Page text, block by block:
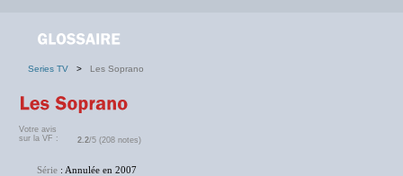
Series TV > Les Soprano
Votre avis
sur la VF :
2.2/5 (208 notes)
Série : Annulée en 2007